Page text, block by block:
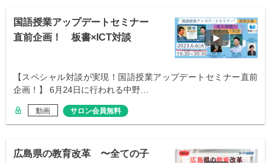
国語授業アップデートセミナー
直前企画！ 板書×ICT対談
【スペシャル対談が実現！国語授業アップデートセミナー直前
企画！】 6月24日に行われる中野…
動画 サロン会員無料
広島県の教育改革 〜全ての子